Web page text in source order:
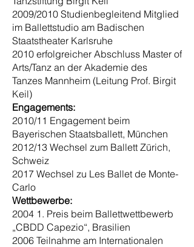
2009/2010 Studienbegleitend Mitglied
im Ballettstudio am Badischen
Staatstheater Karlsruhe
2010 erfolgreicher Abschluss Master of
Arts/Tanz an der Akademie des
Tanzes Mannheim (Leitung Prof. Birgit
Keil)
Engagements:
2010/11 Engagement beim
Bayerischen Staatsballett, München
2012/13 Wechsel zum Ballett Zürich,
Schweiz
2017 Wechsel zu Les Ballet de Monte-
Carlo
Wettbewerbe:
2004 1. Preis beim Ballettwettbewerb
„CBDD Capezio“, Brasilien
2006 Teilnahme am Internationalen